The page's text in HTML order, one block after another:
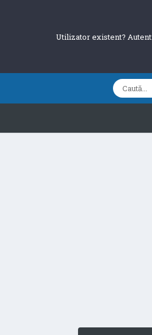
Utilizator existent?